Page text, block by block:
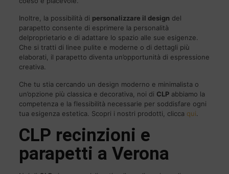
Inoltre, la possibilità di personalizzare il design del
parapetto consente di esprimere la personalità
delproprietario e di adattare lo spazio alle sue esigenze.
Che si tratti di linee pulite e moderne o di dettagli più
elaborati, il parapetto diventa un’opportunità di espressione
creativa.
Che tu stia cercando un design moderno e minimalista o
un’opzione più classica e decorativa, noi di CLPabbiamo la
competenza e la flessibilità necessarie per soddisfare ogni
tua esigenza estetica. Scopri i nostri prodotti, clicca qui
CLP recinzioni e
parapetti a Verona